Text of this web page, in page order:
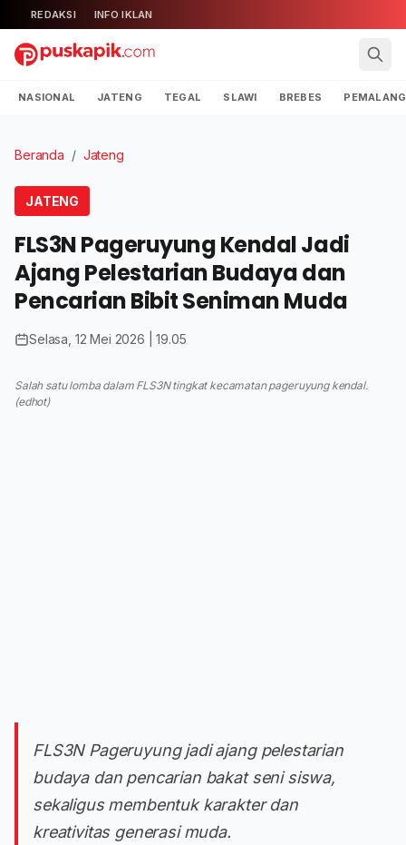
REDAKSI INFO IKLAN
NASIONAL JATENG TEGAL SLAWI BREBES PEMALANG
Beranda / Jateng
JATENG
FLS3N Pageruyung Kendal Jadi
Ajang Pelestarian Budaya dan
Pencarian Bibit Seniman Muda
Selasa, 12 Mei 2026 | 19.05
Salah satu lomba dalam FLS3N tingkat kecamatan pageruyung kendal.
(edhot)
FLS3N Pageruyung jadi ajang pelestarian
budaya dan pencarian bakat seni siswa,
sekaligus membentuk karakter dan
kreativitas generasi muda.